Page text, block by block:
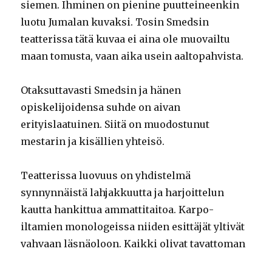
siemen. Ihminen on pienine puutteineenkin
luotu Jumalan kuvaksi. Tosin Smedsin
teatterissa tätä kuvaa ei aina ole muovailtu
maan tomusta, vaan aika usein aaltopahvista.
Otaksuttavasti Smedsin ja hänen
opiskelijoidensa suhde on aivan
erityislaatuinen. Siitä on muodostunut
mestarin ja kisällien yhteisö.
Teatterissa luovuus on yhdistelmä
synnynnäistä lahjakkuutta ja harjoittelun
kautta hankittua ammattitaitoa. Karpo-
iltamien monologeissa niiden esittäjät yltivät
vahvaan läsnäoloon. Kaikki olivat tavattoman